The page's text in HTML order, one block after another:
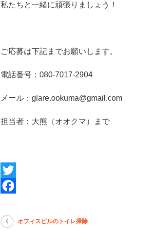
私たちと一緒に頑張りましょう！
ご応募は下記までお願いします。
電話番号：080-7017-2904
メール：glare.ookuma@gmail.com
担当者：大熊（オオクマ）まで
Twitter
オフィスビルのトイレ掃除